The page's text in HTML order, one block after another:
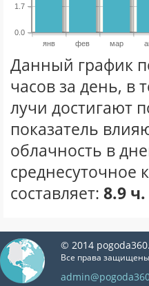
янв фев мар
0.0
1.7
Данный график
часов за день, в
лучи достигают
показатель
облачность в
среднесуточное
составляет: 8.9 ч.
© 2014
Все права защищены